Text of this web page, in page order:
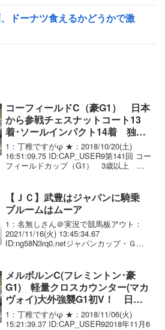
ドーナツ食えるかどうかで激
コーフィールドC（豪G1） 日本
から参戦チェスナットコート13
着･ソールインパクト14着 独G1
連勝中のベストソリューションが
優勝
1：丁稚ですがφ ★：2018/10/20(土)
16:51:09.75 ID:CAP_USER9第141回 コー
フィールドカップ（G1） 3歳以上 ハ
【ＪＣ】武豊はジャパンに騎乗
ブルームはムーア
1：名無しさん＠実況で競馬板アウト：
2021/11/16(火) 13:45:34.67
ID:ng58N3rq0.netジャパンカップ・Ｇ１
イエン厩舎の２頭の鞍上が決定...
メルボルンC(フレミントン･豪
G1) 軽量クロスカウンター(マカ
ヴォイ)大外強襲G1初V！ 日本
馬チェスナットコート14着
1：丁稚ですがφ ★：2018/11/06(火)
15:21:39.37 ID:CAP_USER92018年11月6